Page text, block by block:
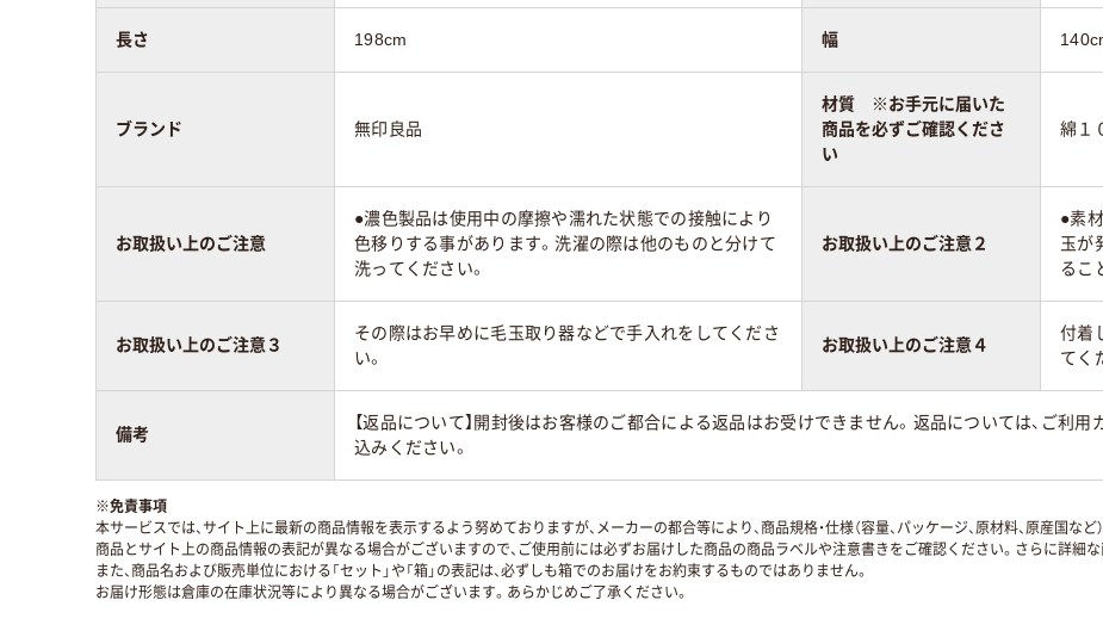
長さ 198cm 幅
ブランド 無印良品
材質 ※お手元に届いた
商品を必ずご確認くださ
い
綿１
お取扱い上のご注意
●濃色製品は使用中の摩擦や濡れた状態での接触により
色移りする事があります。洗濯の際は他のものと分けて
洗ってください。
お取扱い上のご注意２
●素
玉が
るこ
お取扱い上のご注意３
その際はお早めに毛玉取り器などで手入れをしてくださ
い。
お取扱い上のご注意４
付着
てく
備考
【返品について】開封後はお客様のご都合による返品はお受けできません。返品については、ご利用
込みください。
※免責事項
本サービスでは、サイト上に最新の商品情報を表示するよう努めておりますが、メーカーの都合等により、商品規格・仕様（容量、パッケージ、原材料、原産国な
商品とサイト上の商品情報の表記が異なる場合がございますので、ご使用前には必ずお届けした商品の商品ラベルや注意書きをご確認ください。さらに詳細
また、商品名および販売単位における「セット」や「箱」の表記は、必ずしも箱でのお届けをお約束するものではありません。
お届け形態は倉庫の在庫状況等により異なる場合がございます。あらかじめご了承ください。